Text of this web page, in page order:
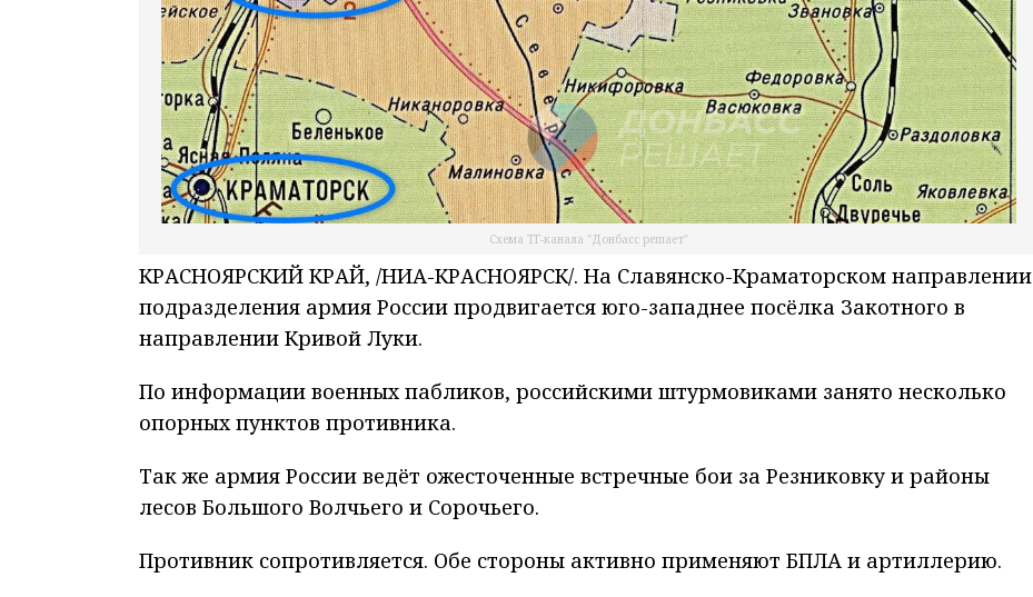
Схема ТГ-канала "Донбасс решает"
КРАСНОЯРСКИЙ КРАЙ, /НИА-КРАСНОЯРСК/. На Славянско-Краматорском направлении
подразделения армия России продвигается юго-западнее посёлка Закотного в
направлении Кривой Луки.
По информации военных пабликов, российскими штурмовиками занято несколько
опорных пунктов противника.
Так же армия России ведёт ожесточенные встречные бои за Резниковку и районы
лесов Большого Волчьего и Сорочьего.
Противник сопротивляется. Обе стороны активно применяют БПЛА и артиллерию.